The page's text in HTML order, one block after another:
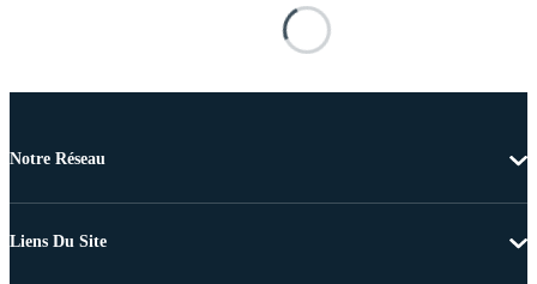
Notre Réseau
Liens Du Site